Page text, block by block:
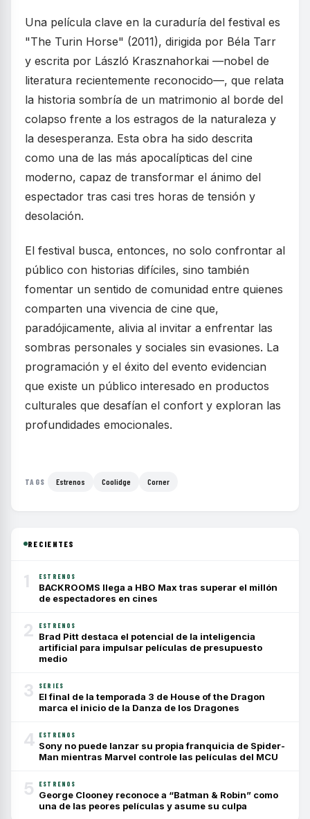
Una película clave en la curaduría del festival es
"The Turin Horse" (2011), dirigida por Béla Tarr
y escrita por László Krasznahorkai —nobel de
literatura recientemente reconocido—, que relata
la historia sombría de un matrimonio al borde del
colapso frente a los estragos de la naturaleza y
la desesperanza. Esta obra ha sido descrita
como una de las más apocalípticas del cine
moderno, capaz de transformar el ánimo del
espectador tras casi tres horas de tensión y
desolación.
El festival busca, entonces, no solo confrontar al
público con historias difíciles, sino también
fomentar un sentido de comunidad entre quienes
comparten una vivencia de cine que,
paradójicamente, alivia al invitar a enfrentar las
sombras personales y sociales sin evasiones. La
programación y el éxito del evento evidencian
que existe un público interesado en productos
culturales que desafían el confort y exploran las
profundidades emocionales.
TAGS Estrenos Coolidge Corner
RECIENTES
1 ESTRENOS
BACKROOMS llega a HBO Max tras superar el millón
de espectadores en cines
2 ESTRENOS
Brad Pitt destaca el potencial de la inteligencia
artificial para impulsar películas de presupuesto
medio
3 SERIES
El final de la temporada 3 de House of the Dragon
marca el inicio de la Danza de los Dragones
4 ESTRENOS
Sony no puede lanzar su propia franquicia de Spider-
Man mientras Marvel controle las películas del MCU
5 ESTRENOS
George Clooney reconoce a “Batman & Robin” como
una de las peores películas y asume su culpa